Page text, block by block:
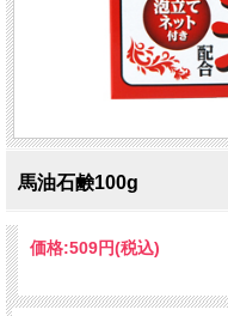
馬油石鹸100g
価格:509円(税込)